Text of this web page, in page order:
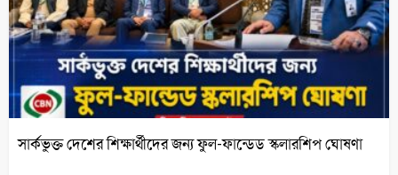
সার্কভুক্ত দেশের শিক্ষার্থীদের জন্য ফুল-ফান্ডেড স্কলারশিপ ঘোষণা